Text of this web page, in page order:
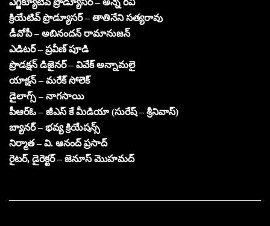
ఎగ్జిక్యూటివ్ ప్రొడ్యూసర్ – అన్నే రవి
క్రియేటివ్ ప్రొడ్యూసర్ – తాతినేని సత్యరావు
డీవోపీ – అబినందన్ రామానుజన్
ఎడిటర్ – ప్రవీణ్ పూడి
ప్రొడక్షన్ డిజైనర్ – వివేక్ అన్నామలై
యాక్షన్ – మరేక్ సోలెక్
డైలాగ్స్ – నాగసాయి
పీఆర్ఓ – జీఎస్ కే మీడియా (సురేష్ – శ్రీనివాస్)
బ్యానర్ – భవ్య క్రియేషన్స్
నిర్మాత – వి. ఆనంద్ ప్రసాద్
రైటర్, డైరెక్టర్ – జెనూస్ మొహమద్